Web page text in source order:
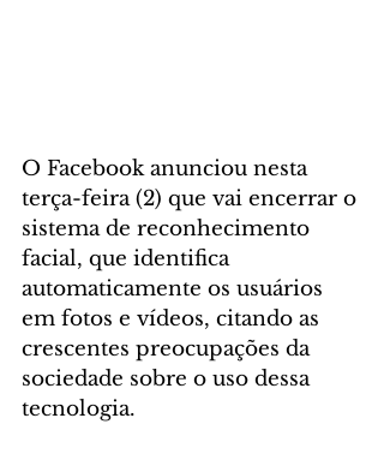
O Facebook anunciou nesta
terça-feira (2) que vai encerrar o
sistema de reconhecimento
facial, que identifica
automaticamente os usuários
em fotos e vídeos, citando as
crescentes preocupações da
sociedade sobre o uso dessa
tecnologia.